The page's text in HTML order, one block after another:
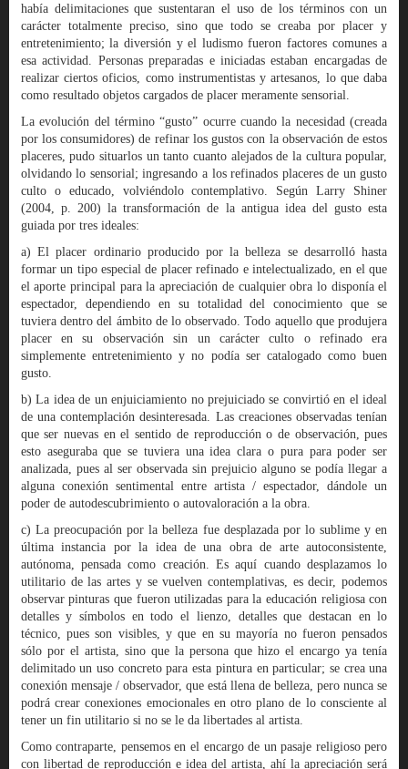
había delimitaciones que sustentaran el uso de los términos con un
carácter totalmente preciso, sino que todo se creaba por placer y
entretenimiento; la diversión y el ludismo fueron factores comunes a
esa actividad. Personas preparadas e iniciadas estaban encargadas de
realizar ciertos oficios, como instrumentistas y artesanos, lo que daba
como resultado objetos cargados de placer meramente sensorial.
La evolución del término “gusto” ocurre cuando la necesidad (creada
por los consumidores) de refinar los gustos con la observación de estos
placeres, pudo situarlos un tanto cuanto alejados de la cultura popular,
olvidando lo sensorial; ingresando a los refinados placeres de un gusto
culto o educado, volviéndolo contemplativo. Según Larry Shiner
(2004, p. 200) la transformación de la antigua idea del gusto esta
guiada por tres ideales:
a) El placer ordinario producido por la belleza se desarrolló hasta
formar un tipo especial de placer refinado e intelectualizado, en el que
el aporte principal para la apreciación de cualquier obra lo disponía el
espectador, dependiendo en su totalidad del conocimiento que se
tuviera dentro del ámbito de lo observado. Todo aquello que produjera
placer en su observación sin un carácter culto o refinado era
simplemente entretenimiento y no podía ser catalogado como buen
gusto.
b) La idea de un enjuiciamiento no prejuiciado se convirtió en el ideal
de una contemplación desinteresada. Las creaciones observadas tenían
que ser nuevas en el sentido de reproducción o de observación, pues
esto aseguraba que se tuviera una idea clara o pura para poder ser
analizada, pues al ser observada sin prejuicio alguno se podía llegar a
alguna conexión sentimental entre artista / espectador, dándole un
poder de autodescubrimiento o autovaloración a la obra.
c) La preocupación por la belleza fue desplazada por lo sublime y en
última instancia por la idea de una obra de arte autoconsistente,
autónoma, pensada como creación. Es aquí cuando desplazamos lo
utilitario de las artes y se vuelven contemplativas, es decir, podemos
observar pinturas que fueron utilizadas para la educación religiosa con
detalles y símbolos en todo el lienzo, detalles que destacan en lo
técnico, pues son visibles, y que en su mayoría no fueron pensados
sólo por el artista, sino que la persona que hizo el encargo ya tenía
delimitado un uso concreto para esta pintura en particular; se crea una
conexión mensaje / observador, que está llena de belleza, pero nunca se
podrá crear conexiones emocionales en otro plano de lo consciente al
tener un fin utilitario si no se le da libertades al artista.
Como contraparte, pensemos en el encargo de un pasaje religioso pero
con libertad de reproducción e idea del artista, ahí la apreciación será